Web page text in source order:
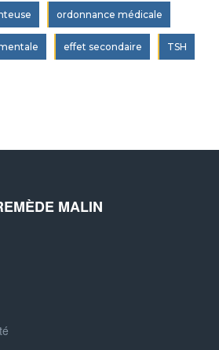
ordonnance médicale
effet secondaire TSH
MALIN